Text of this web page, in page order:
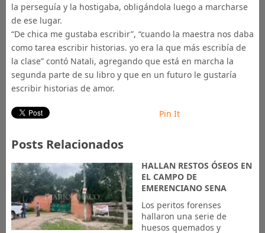
la perseguía y la hostigaba, obligándola luego a marcharse
de ese lugar.
“De chica me gustaba escribir”, “cuando la maestra nos daba
como tarea escribir historias. yo era la que más escribía de
la clase” contó Natali, agregando que está en marcha la
segunda parte de su libro y que en un futuro le gustaría
escribir historias de amor.
Pin It
Posts Relacionados
HALLAN RESTOS ÓSEOS EN
EL CAMPO DE
EMERENCIANO SENA
Los peritos forenses
hallaron una serie de
huesos quemados y